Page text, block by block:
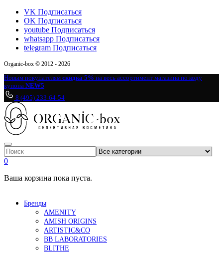
VK Подписаться
OK Подписаться
youtube Подписаться
whatsapp Подписаться
telegram Подписаться
Organic-box © 2012 - 2026
Новым покупателям скидка 5% на весь ассортимент магазина по коду
купона NEW5
8 (495) 233-64-54
0
Ваша корзина пока пуста.
Бренды
AMENITY
AMISH ORIGINS
ARTISTIC&CO
BB LABORATORIES
BLITHE